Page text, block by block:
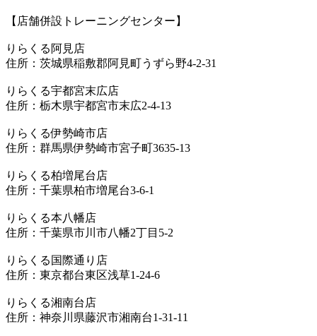
【店舗併設トレーニングセンター】
りらくる阿見店
住所：茨城県稲敷郡阿見町うずら野4-2-31
りらくる宇都宮末広店
住所：栃木県宇都宮市末広2-4-13
りらくる伊勢崎市店
住所：群馬県伊勢崎市宮子町3635-13
りらくる柏増尾台店
住所：千葉県柏市増尾台3-6-1
りらくる本八幡店
住所：千葉県市川市八幡2丁目5-2
りらくる国際通り店
住所：東京都台東区浅草1-24-6
りらくる湘南台店
住所：神奈川県藤沢市湘南台1-31-11